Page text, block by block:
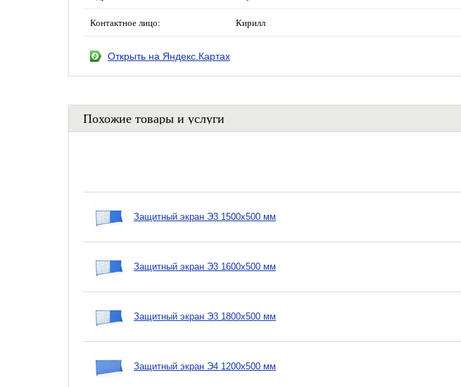
Контактное лицо: Кирилл
Открыть на Яндекс.Картах
Похожие товары и услуги
Защитный экран Э3 1500х500 мм
Защитный экран Э3 1600х500 мм
Защитный экран Э3 1800х500 мм
Защитный экран Э4 1200х500 мм